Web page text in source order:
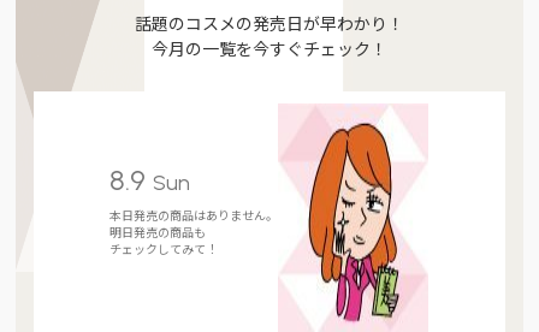
話題のコスメの発売日が早わかり！
今月の一覧を今すぐチェック！
8.9 Sun
本日発売の商品はありません。
明日発売の商品も
チェックしてみて！